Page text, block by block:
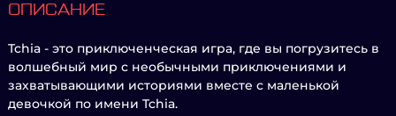
ОПИСАНИЕ
Tchia - это приключенческая игра, где вы погрузитесь в
волшебный мир с необычными приключениями и
захватывающими историями вместе с маленькой
девочкой по имени Tchia.